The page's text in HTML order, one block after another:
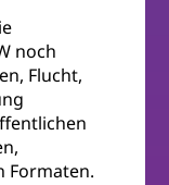
noch
Flucht,
Formaten.